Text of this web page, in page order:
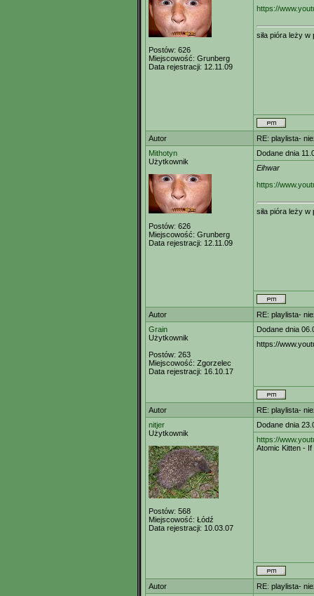
Postów: 626
Miejscowość: Grunberg
Data rejestracji: 12.11.09
https://
siła pióra leży w
Autor
RE: playlista-
Mithotyn
Użytkownik
Postów: 626
Miejscowość: Grunberg
Data rejestracji: 12.11.09
Dodane dnia
Eihwar
https://
siła pióra leży w
Autor
RE: playlista-
Grain
Użytkownik
Postów: 263
Miejscowość: Zgorzelec
Data rejestracji: 16.10.17
Dodane dnia
https://
Autor
RE: playlista-
nitjer
Użytkownik
Postów: 568
Miejscowość: Łódź
Data rejestracji: 10.03.07
Dodane dnia
https://
Atomic Kitten - If
Autor
RE: playlista-